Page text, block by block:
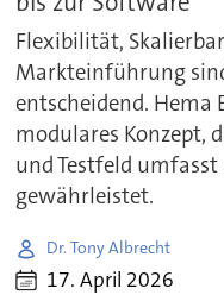
Flexibilität,
Markteinführung
entscheidend. Hema
modulares Konzept,
und Testfeld
gewährleistet.
Dr. Tony Albrecht
17. April 2026